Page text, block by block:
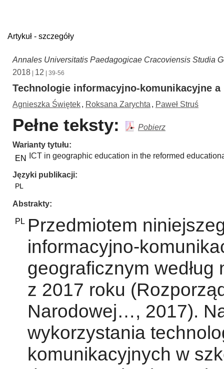
Artykuł - szczegóły
Annales Universitatis Paedagogicae Cracoviensis Studia
2018 12 | 39-56
Technologie informacyjno-komunikacyjne
Agnieszka Świętek, Roksana Zarychta , Paweł Struś
Pełne teksty: Pobierz
Warianty tytułu
EN
ICT in geographic education in the reformed
Języki publikacji
PL
Abstrakty
PL Przedmiotem
informacyjno-
geograficznym
z 2017 roku
Narodowej…, 2017).
wykorzystania
komunikacyjnych w